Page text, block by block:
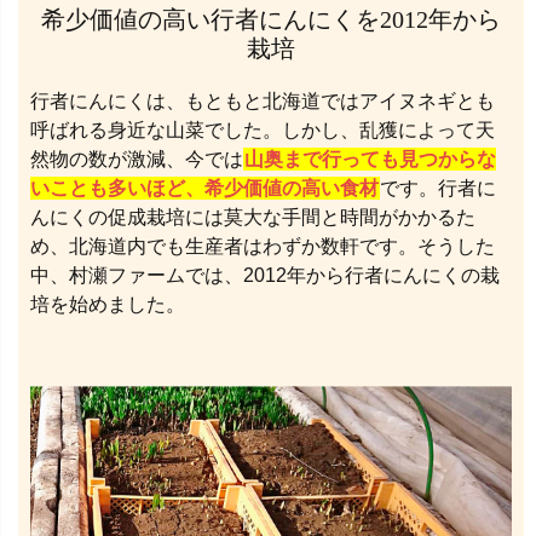
希少価値の高い行者にんにくを2012年から
栽培
行者にんにくは、もともと北海道ではアイヌネギとも
呼ばれる身近な山菜でした。しかし、乱獲によって天
然物の数が激減、今では山奥まで行っても見つからな
いことも多いほど、希少価値の高い食材です。行者に
んにくの促成栽培には莫大な手間と時間がかかるた
め、北海道内でも生産者はわずか数軒です。そうした
中、村瀬ファームでは、2012年から行者にんにくの栽
培を始めました。